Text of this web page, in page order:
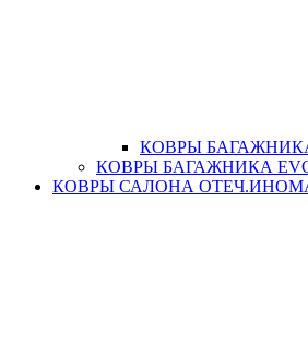
КОВРЫ
КОВРЫ БАГАЖНИКА
КОВРЫ САЛОНА